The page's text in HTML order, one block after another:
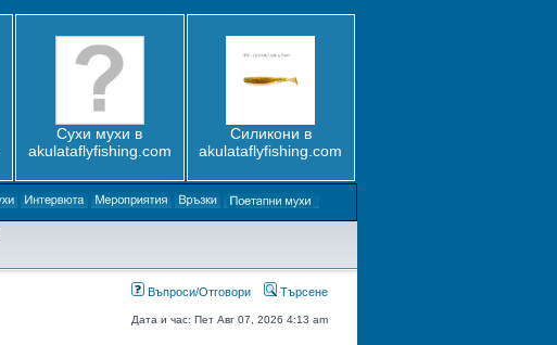
Сухи мухи в
akulataflyfishing.com
Силикони в
akulataflyfishing.com
Въпроси/Отговори Търсене
Дата и час: Пет Авг 07, 2026 4:13 am